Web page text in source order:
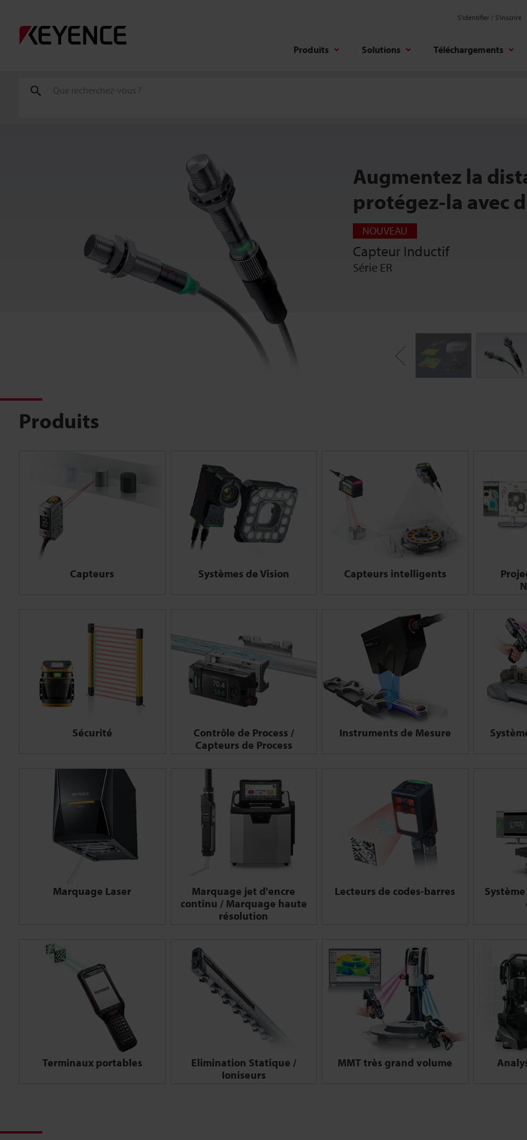
S'identifier / S’inscrire
Produits Solutions Téléchargements
Augmentez la
protégez-la avec
NOUVEAU
Capteur Inductif
Série ER
Précédent
Produits
Capteurs Systèmes de Vision Capteurs intelligents
Sécurité
Contrôle de Process /
Capteurs de Process
Instruments de Mesure
Marquage Laser
Marquage jet d'encre
continu / Marquage haute
résolution
Lecteurs de codes-barres
Terminaux portables
Elimination Statique /
Ioniseurs
MMT très grand volume